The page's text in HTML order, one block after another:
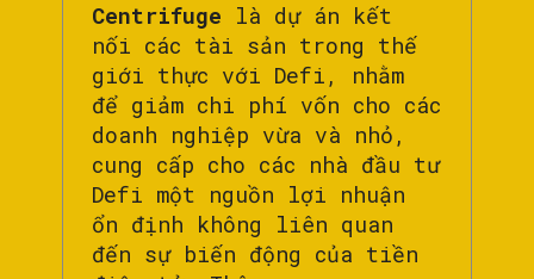
Centrifuge là dự án kết
nối các tài sản trong thế
giới thực với Defi, nhằm
để giảm chi phí vốn cho các
doanh nghiệp vừa và nhỏ,
cung cấp cho các nhà đầu tư
Defi một nguồn lợi nhuận
ổn định không liên quan
đến sự biến động của tiền